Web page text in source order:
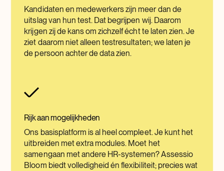
Kandidaten en medewerkers zijn meer dan de
uitslag van hun test. Dat begrijpen wij. Daarom
krijgen zij de kans om zichzelf écht te laten zien. Je
ziet daarom niet alleen testresultaten; we laten je
de persoon achter de data zien.
Rijk aan mogelijkheden
Ons basisplatform is al heel compleet. Je kunt het
uitbreiden met extra modules. Moet het
samengaan met andere HR-systemen? Assessio
Bloom biedt volledigheid én flexibiliteit; precies wat